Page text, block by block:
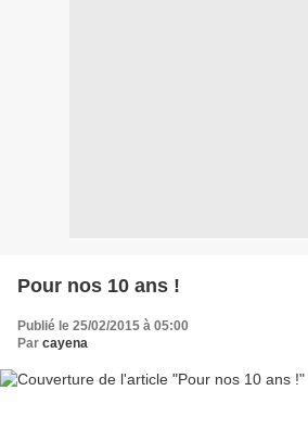
Pour nos 10 ans !
Publié le 25/02/2015 à 05:00
Par cayena